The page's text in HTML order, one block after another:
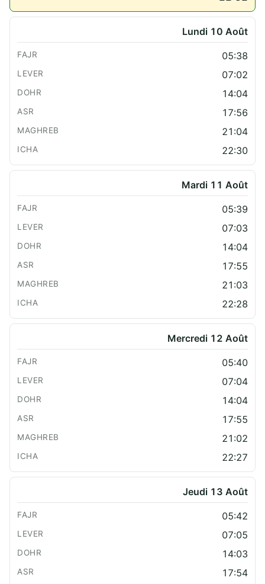
Lundi 10 Août
05:38
07:02
14:04
17:56
21:04
22:30
Mardi 11 Août
05:39
07:03
14:04
17:55
21:03
22:28
Mercredi 12 Août
05:40
07:04
14:04
17:55
21:02
22:27
Jeudi 13 Août
05:42
07:05
14:03
17:54